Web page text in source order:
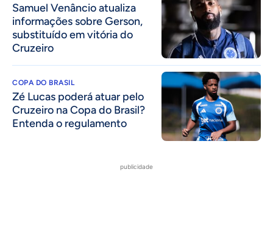
Samuel Venâncio atualiza
informações sobre Gerson,
substituído em vitória do
Cruzeiro
COPA DO BRASIL
Zé Lucas poderá atuar pelo
Cruzeiro na Copa do Brasil?
Entenda o regulamento
publicidade